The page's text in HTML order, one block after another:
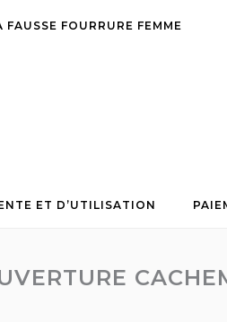
FAUSSE FOURRURE FEMME
ET D’UTILISATION